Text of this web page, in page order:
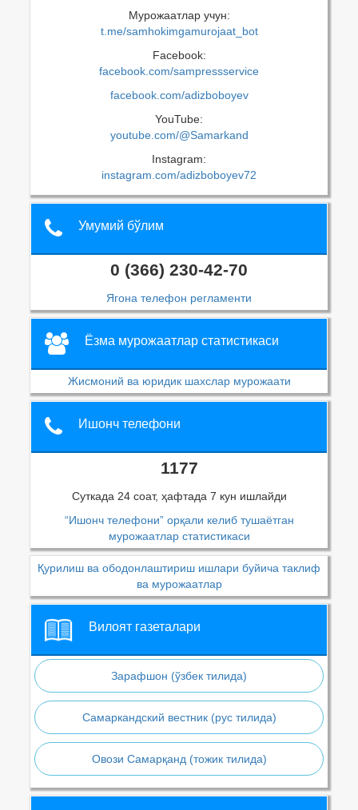
Мурожаатлар учун:
t.me/samhokimgamurojaat_bot
Facebook:
facebook.com/sampressservice
facebook.com/adizboboyev
YouTube:
youtube.com/@Samarkand
Instagram:
instagram.com/adizboboyev72
Умумий бўлим
0 (366) 230-42-70
Ягона телефон регламенти
Ёзма мурожаатлар статистикаси
Жисмоний ва юридик шахслар мурожаати
Ишонч телефони
1177
Суткада 24 соат, ҳафтада 7 кун ишлайди
“Ишонч телефони” орқали келиб тушаётган
мурожаатлар статистикаси
Қурилиш ва ободонлаштириш ишлари буйича таклиф
ва мурожаатлар
Вилоят газеталари
Зарафшон (ўзбек тилида)
Самаркандский вестник (рус тилида)
Овози Самарқанд (тожик тилида)